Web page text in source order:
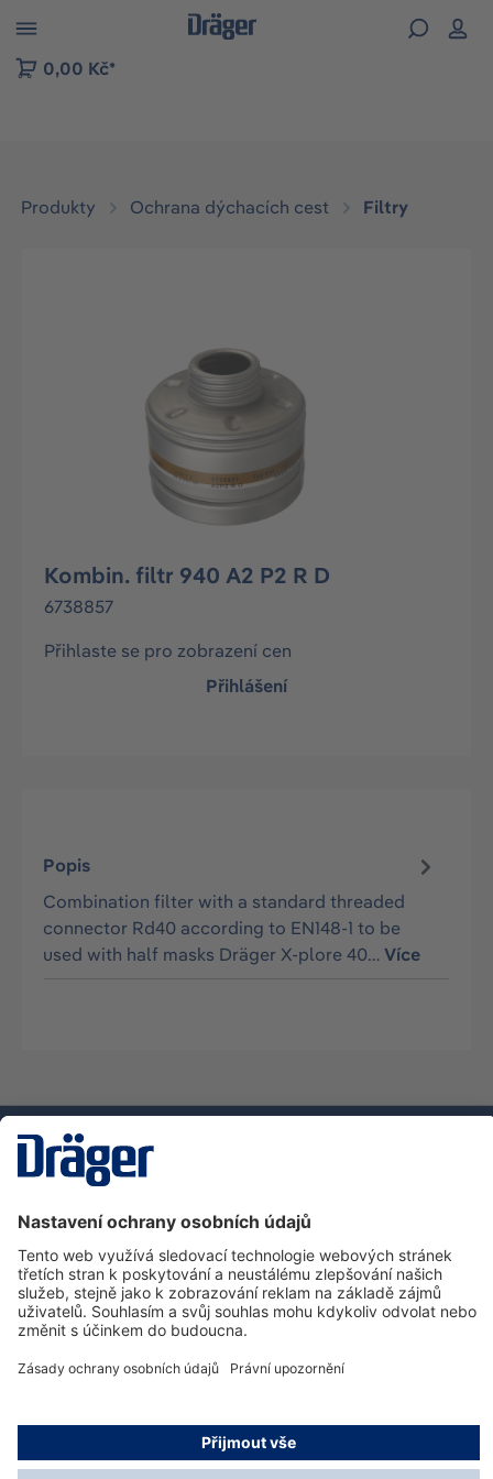
to B2B platform navigation
0,00 Kč*
Produkty Ochrana dýchacích cest Filtry
Kombin. filtr 940 A2 P2 R D
6738857
Přihlaste se pro zobrazení cen
Přihlášení
Popis
Combination filter with a standard threaded
connector Rd40 according to EN148-1 to be
used with half masks Dräger X-plore 40…Více
Zákaznická infolinka
O společnosti Dräger
Informace
© Dräger Safety s.r.o., 2025